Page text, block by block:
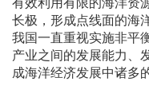
长极，形成点线面的海
我国一直重视实施非平
产业之间的发展能力、
成海洋经济发展中诸多